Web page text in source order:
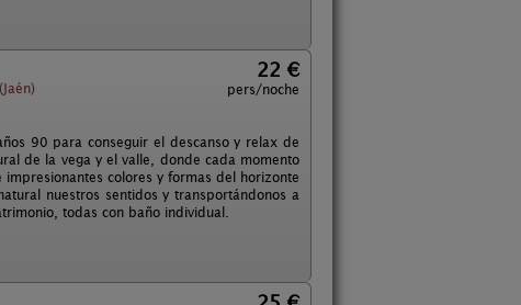
22 €
pers/noche
90 para conseguir el descanso y relax de
de la vega y el valle, donde cada momento
colores y formas del horizonte
nuestros sentidos y transportándonos a
todas con baño individual.